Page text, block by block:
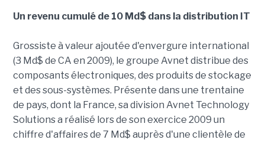
Un revenu cumulé de 10 Md$ dans la distribution IT
Grossiste à valeur ajoutée d'envergure international
(3 Md$ de CA en 2009), le groupe Avnet distribue des
composants électroniques, des produits de stockage
et des sous-systèmes. Présente dans une trentaine
de pays, dont la France, sa division Avnet Technology
Solutions a réalisé lors de son exercice 2009 un
chiffre d'affaires de 7 Md$ auprès d'une clientèle de